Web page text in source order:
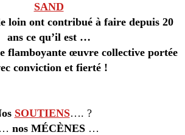
SAND
loin ont contribué à faire depuis 20
ans ce qu’il est …
flamboyante œuvre collective portée
conviction et fierté !
SOUTIENS…. ?
… nos MÉCÈNES …